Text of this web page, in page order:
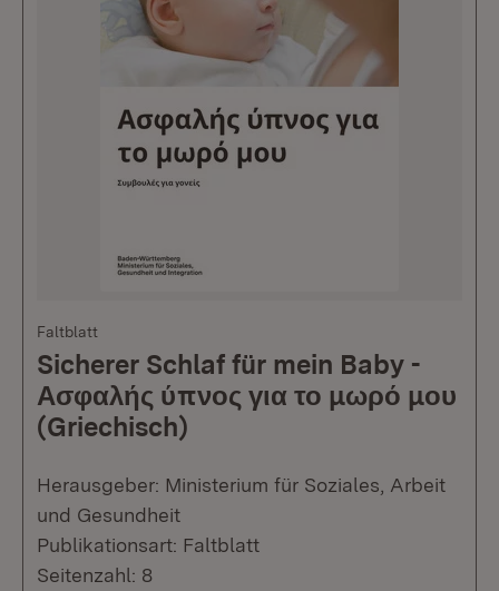
Faltblatt
Sicherer Schlaf für mein Baby -
Ασφαλής ύπνος για το μωρό μου
(Griechisch)
Herausgeber: Ministerium für Soziales, Arbeit
und Gesundheit
Publikationsart: Faltblatt
Seitenzahl: 8